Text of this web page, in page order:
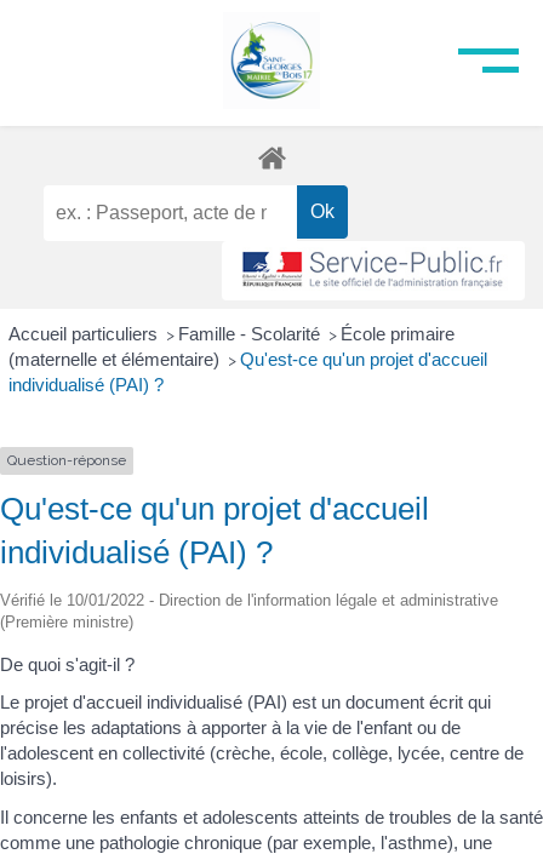
Accueil particuliers > Famille - Scolarité > École primaire
(maternelle et élémentaire) > Qu'est-ce qu'un projet d'accueil
individualisé (PAI) ?
Question-réponse
Qu'est-ce qu'un projet d'accueil
individualisé (PAI) ?
Vérifié le 10/01/2022 - Direction de l'information légale et administrative
(Première ministre)
De quoi s'agit-il ?
Le projet d'accueil individualisé (PAI) est un document écrit qui
précise les adaptations à apporter à la vie de l'enfant ou de
l'adolescent en collectivité (crèche, école, collège, lycée, centre de
loisirs).
Il concerne les enfants et adolescents atteints de troubles de la santé
comme une pathologie chronique (par exemple, l'asthme), une